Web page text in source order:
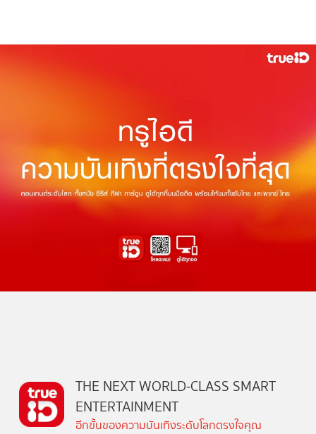
THE NEXT WORLD-CLASS SMART
ENTERTAINMENT
อีกขั้นของความบันเทิงระดับโลกตรงใจคุณ